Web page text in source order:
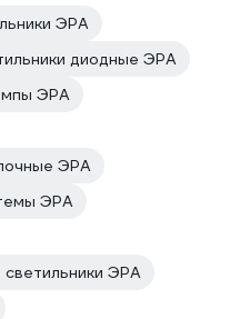
ЭРА
диодные ЭРА
ЭРА
ЭРА
ЭРА
ЭРА